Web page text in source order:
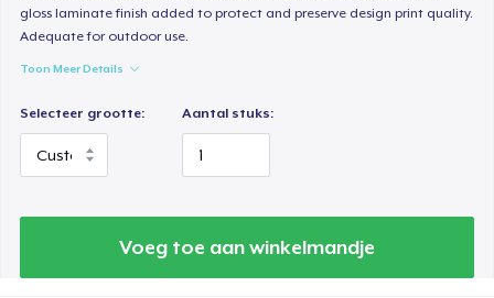
gloss laminate finish added to protect and preserve design print quality.
Adequate for outdoor use.
Toon Meer Details
Selecteer grootte: Aantal stuks:
Voeg toe aan winkelmandje